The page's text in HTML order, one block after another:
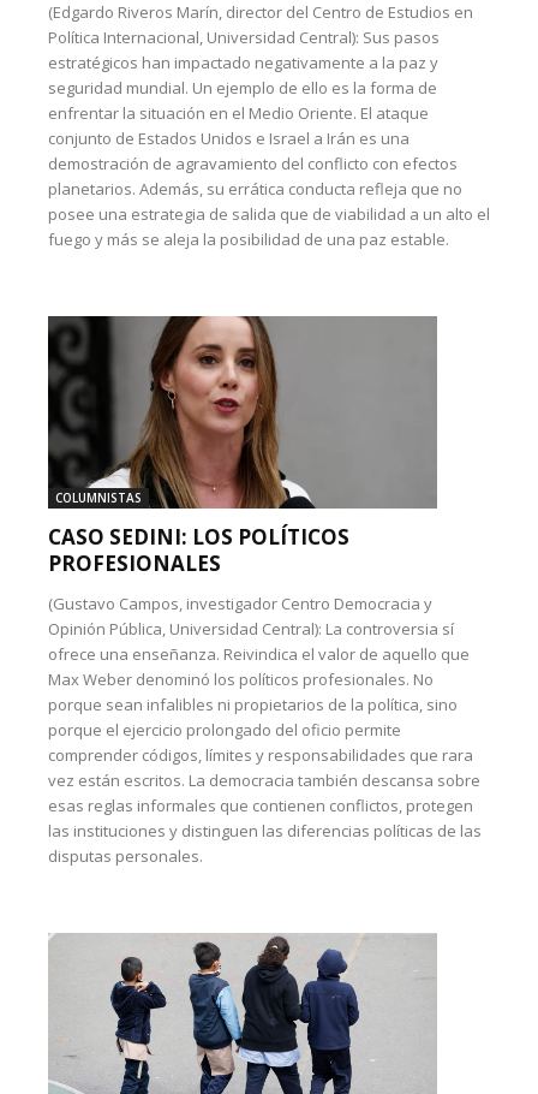
(Edgardo Riveros Marín, director del Centro de Estudios en
Política Internacional, Universidad Central): Sus pasos
estratégicos han impactado negativamente a la paz y
seguridad mundial. Un ejemplo de ello es la forma de
enfrentar la situación en el Medio Oriente. El ataque
conjunto de Estados Unidos e Israel a Irán es una
demostración de agravamiento del conflicto con efectos
planetarios. Además, su errática conducta refleja que no
posee una estrategia de salida que de viabilidad a un alto el
fuego y más se aleja la posibilidad de una paz estable.
COLUMNISTAS
CASO SEDINI: LOS POLÍTICOS
PROFESIONALES
(Gustavo Campos, investigador Centro Democracia y
Opinión Pública, Universidad Central): La controversia sí
ofrece una enseñanza. Reivindica el valor de aquello que
Max Weber denominó los políticos profesionales. No
porque sean infalibles ni propietarios de la política, sino
porque el ejercicio prolongado del oficio permite
comprender códigos, límites y responsabilidades que rara
vez están escritos. La democracia también descansa sobre
esas reglas informales que contienen conflictos, protegen
las instituciones y distinguen las diferencias políticas de las
disputas personales.